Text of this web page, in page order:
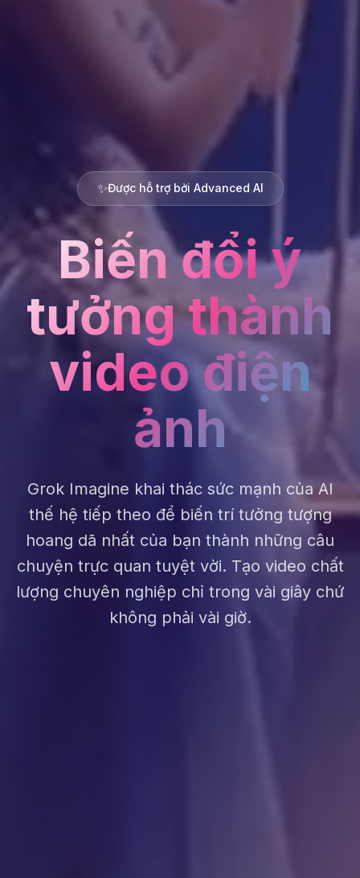
✨Được hỗ trợ bởi Advanced AI
Biến đổi ý
tưởng thành
video điện
ảnh
Grok Imagine khai thác sức mạnh của AI
thế hệ tiếp theo để biến trí tưởng tượng
hoang dã nhất của bạn thành những câu
chuyện trực quan tuyệt vời. Tạo video chất
lượng chuyên nghiệp chỉ trong vài giây chứ
không phải vài giờ.